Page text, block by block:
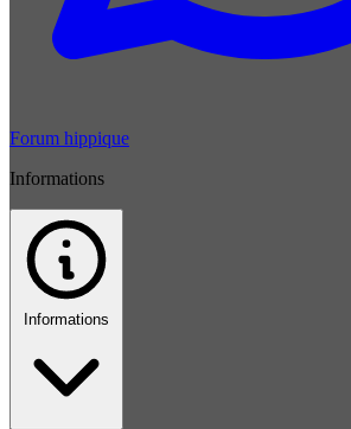
Forum hippique
Informations
Informations